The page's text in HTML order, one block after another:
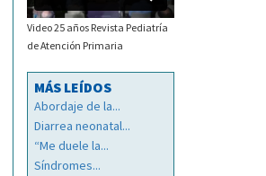
Video 25 años Revista Pediatría
de Atención Primaria
MÁS LEÍDOS
Abordaje de la...
Diarrea neonatal...
“Me duele la...
Síndromes...